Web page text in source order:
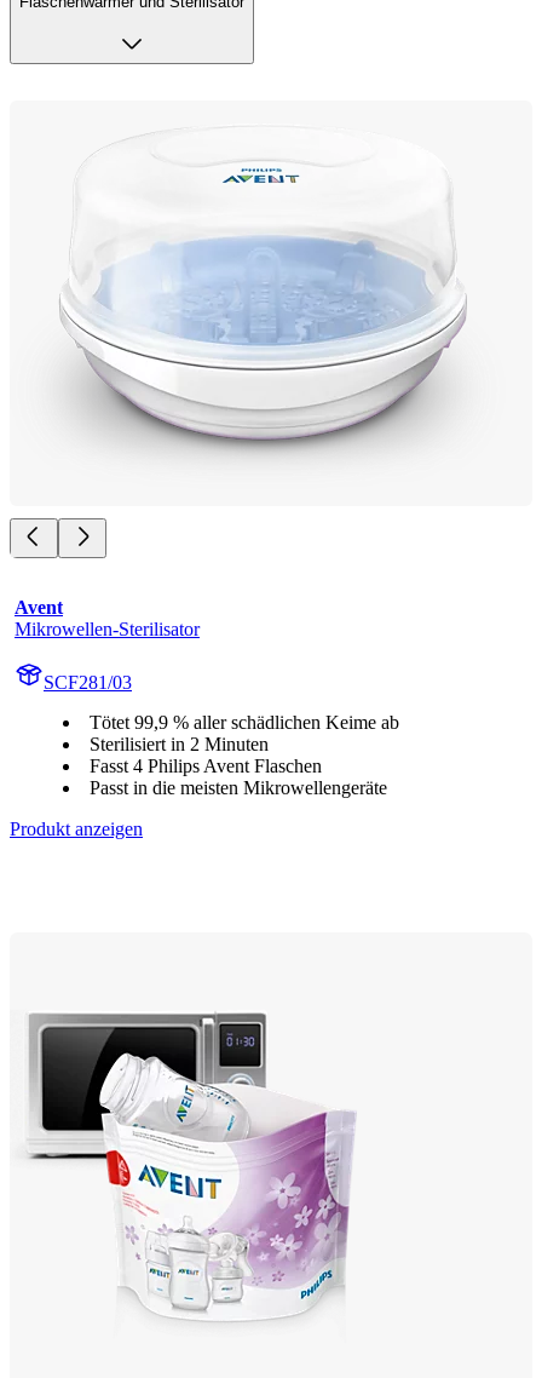
Avent
Mikrowellen-Sterilisator
SCF281/03
Tötet 99,9 % aller schädlichen Keime ab
Sterilisiert in 2 Minuten
Fasst 4 Philips Avent Flaschen
Passt in die meisten Mikrowellengeräte
Produkt anzeigen